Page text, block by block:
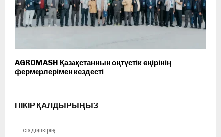
AGROMASH Қазақстанның оңтүстік өңірінің
фермерлерімен кездесті
ПІКІР ҚАЛДЫРЫҢЫЗ